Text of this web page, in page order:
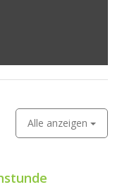
Alle anzeigen